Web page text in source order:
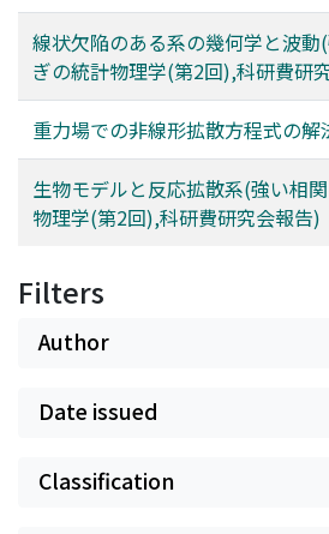
線状欠陥のある系の幾何学と波動
ぎの統計物理学(第2回),科研費研
重力場での非線形拡散方程式の解
生物モデルと反応拡散系(強い相
物理学(第2回),科研費研究会報告)
Filters
Author
Date issued
Classification